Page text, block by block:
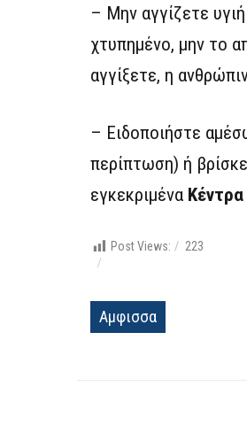
– Μην αγγίζετε
χτυπημένο, μην το
αγγίξετε, η
– Ειδοποιήστε
περίπτωση) ή
εγκεκριμένα
Post Views: 223
Αμφισσα